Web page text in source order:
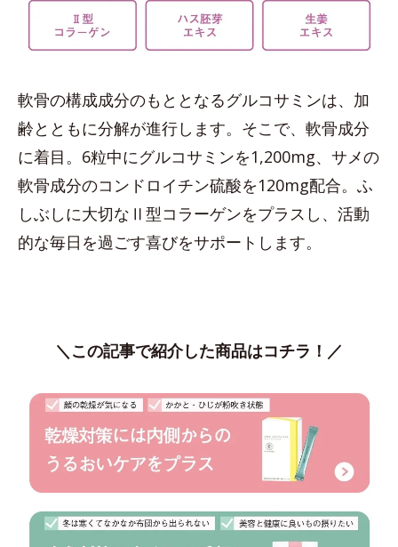
軟骨の構成成分のもととなるグルコサミンは、加
齢とともに分解が進行します。そこで、軟骨成分
に着目。6粒中にグルコサミンを1,200mg、サメの
軟骨成分のコンドロイチン硫酸を120mg配合。ふ
しぶしに大切なⅡ型コラーゲンをプラスし、活動
的な毎日を過ごす喜びをサポートします。
＼この記事で紹介した商品はコチラ！／